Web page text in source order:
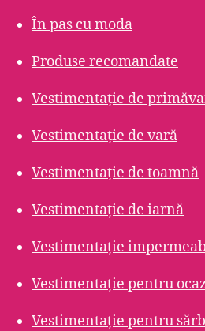
În pas cu moda
Produse recomandate
Vestimentație de
Vestimentație de vară
Vestimentație de toamnă
Vestimentație de iarnă
Vestimentație
Vestimentație pentru
Vestimentație pentru